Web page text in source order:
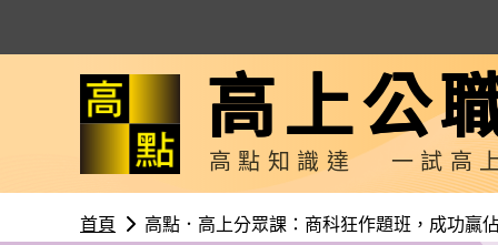
高上公
高點知識達 一試高
首頁 高點．高上分眾課：商科狂作題班，成功贏